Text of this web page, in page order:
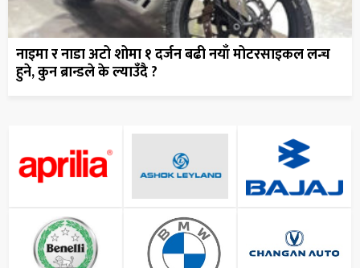
नाइमा र नाडा अटो शोमा १ दर्जन बढी नयाँ मोटरसाइकल लन्च
हुने, कुन ब्रान्डले के ल्याउँदै ?